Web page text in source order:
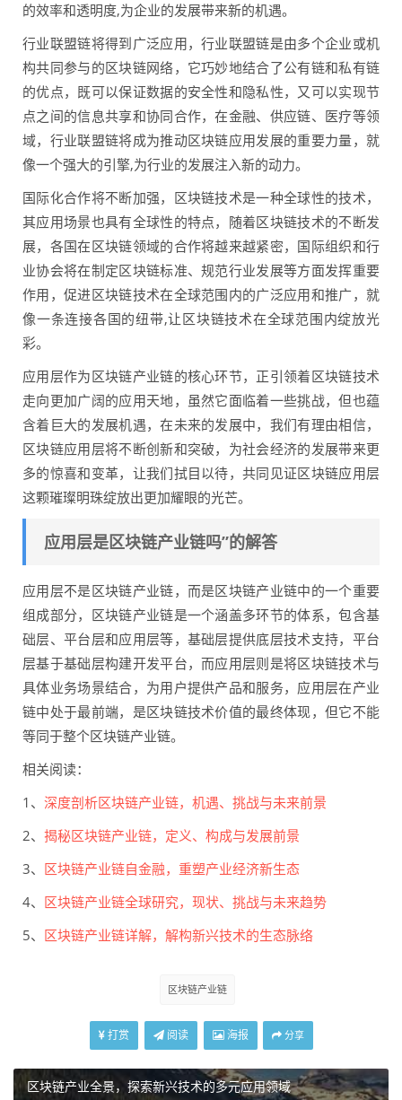
的效率和透明度,为企业的发展带来新的机遇。
行业联盟链将得到广泛应用，行业联盟链是由多个企业或机
构共同参与的区块链网络，它巧妙地结合了公有链和私有链
的优点，既可以保证数据的安全性和隐私性，又可以实现节
点之间的信息共享和协同合作，在金融、供应链、医疗等领
域，行业联盟链将成为推动区块链应用发展的重要力量，就
像一个强大的引擎,为行业的发展注入新的动力。
国际化合作将不断加强，区块链技术是一种全球性的技术，
其应用场景也具有全球性的特点，随着区块链技术的不断发
展，各国在区块链领域的合作将越来越紧密，国际组织和行
业协会将在制定区块链标准、规范行业发展等方面发挥重要
作用，促进区块链技术在全球范围内的广泛应用和推广，就
像一条连接各国的纽带,让区块链技术在全球范围内绽放光
彩。
应用层作为区块链产业链的核心环节，正引领着区块链技术
走向更加广阔的应用天地，虽然它面临着一些挑战，但也蕴
含着巨大的发展机遇，在未来的发展中，我们有理由相信，
区块链应用层将不断创新和突破，为社会经济的发展带来更
多的惊喜和变革，让我们拭目以待，共同见证区块链应用层
这颗璀璨明珠绽放出更加耀眼的光芒。
应用层是区块链产业链吗”的解答
应用层不是区块链产业链，而是区块链产业链中的一个重要
组成部分，区块链产业链是一个涵盖多环节的体系，包含基
础层、平台层和应用层等，基础层提供底层技术支持，平台
层基于基础层构建开发平台，而应用层则是将区块链技术与
具体业务场景结合，为用户提供产品和服务，应用层在产业
链中处于最前端，是区块链技术价值的最终体现，但它不能
等同于整个区块链产业链。
相关阅读：
1、 深度剖析区块链产业链，机遇、挑战与未来前景
2、 揭秘区块链产业链，定义、构成与发展前景
3、 区块链产业链自金融，重塑产业经济新生态
4、 区块链产业链全球研究，现状、挑战与未来趋势
5、 区块链产业链详解，解构新兴技术的生态脉络
区块链产业链
打赏 阅读 海报 分享
区块链产业全景，探索新兴技术的多元应用领域